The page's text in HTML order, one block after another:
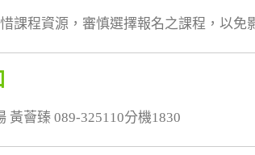
惜課程資源，審慎選擇報名之課程，以免
黃薈臻 089-325110分機1830